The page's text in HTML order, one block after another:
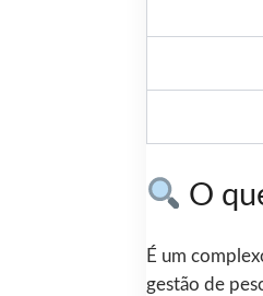
O
É um
gestão de